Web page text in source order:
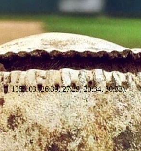
— 135:103 (26:39, 27:29, 20:34, 30:33).